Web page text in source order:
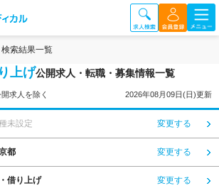
検索結果一覧
上げ公開求人・転職・募集情報一覧
求人を除く 2026年08月09日(日)更新
未設定 変更する
都 変更する
借り上げ 変更する